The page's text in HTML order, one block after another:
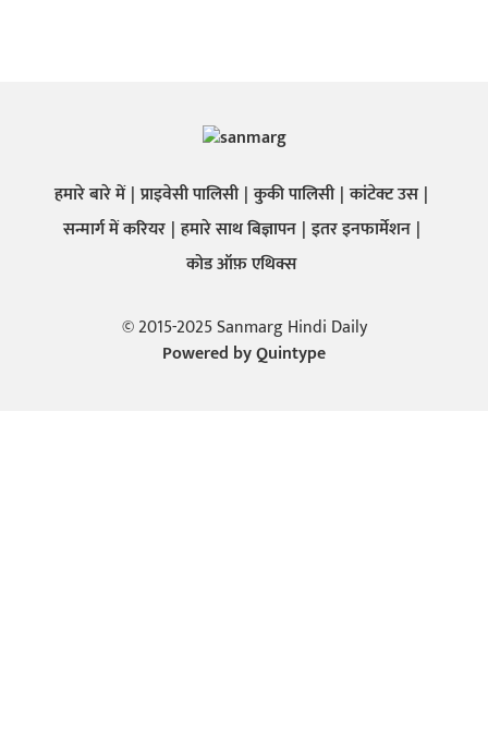
हमारे बारे में प्राइवेसी पालिसी कुकी पालिसी कांटेक्ट उस
सन्मार्ग में करियर हमारे साथ बिज्ञापन इतर इनफार्मेशन
कोड ऑफ़ एथिक्स
© 2015-2025 Sanmarg Hindi Daily
Powered byQuintype